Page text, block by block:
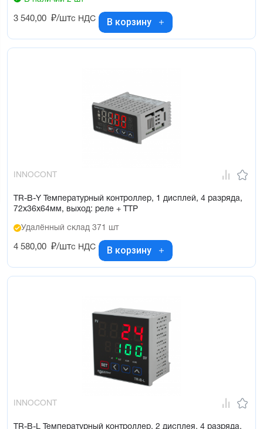
3 540,00 ₽/штс НДС В корзину
INNOCONT
TR-B-Y Температурный контроллер, 1 дисплей, 4 разряда,
72х36х64мм, выход: реле + ТТР
Удалённый склад 371 шт
4 580,00 ₽/штс НДС В корзину
INNOCONT
TR-B-L Температурный контроллер, 2 дисплея, 4 разряда,